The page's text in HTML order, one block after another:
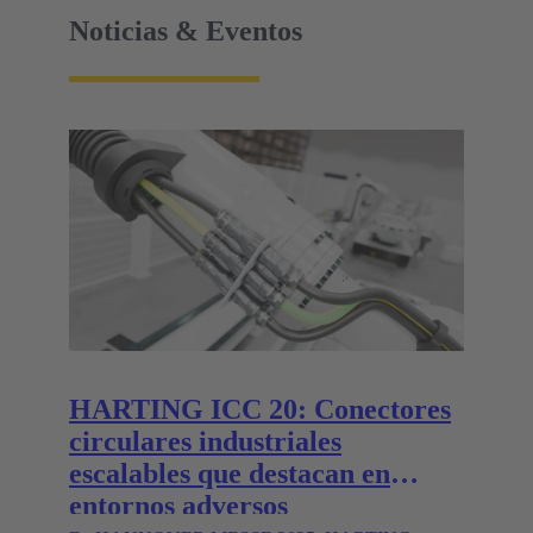
Noticias & Eventos
HARTING ICC 20: Conectores
circulares industriales
escalables que destacan en
entornos adversos